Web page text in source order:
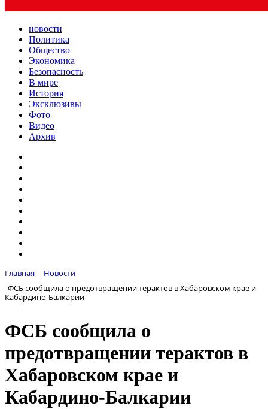
новости
Политика
Общество
Экономика
Безопасность
В мире
История
Эксклюзивы
Фото
Видео
Архив
Главная
Новости
ФСБ сообщила о предотвращении терактов в Хабаровском крае и
Кабардино-Балкарии
ФСБ сообщила о
предотвращении терактов в
Хабаровском крае и
Кабардино-Балкарии